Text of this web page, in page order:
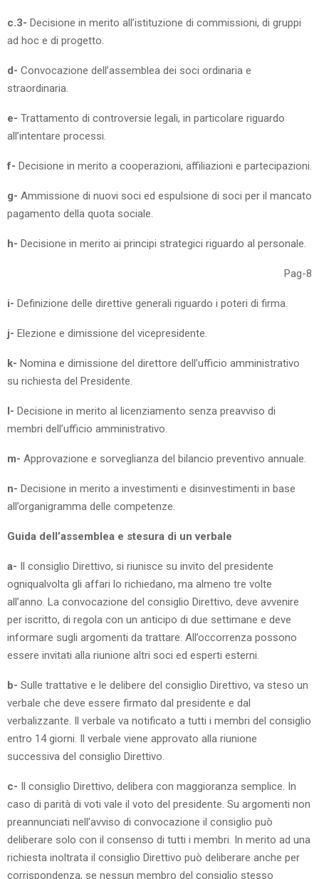
c.3- Decisione in merito all’istituzione di commissioni, di gruppi
ad hoc e di progetto.
d- Convocazione dell’assemblea dei soci ordinaria e
straordinaria.
e- Trattamento di controversie legali, in particolare riguardo
all’intentare processi.
f- Decisione in merito a cooperazioni, affiliazioni e partecipazioni.
g- Ammissione di nuovi soci ed espulsione di soci per il mancato
pagamento della quota sociale.
h- Decisione in merito ai principi strategici riguardo al personale.
Pag-8
i- Definizione delle direttive generali riguardo i poteri di firma.
j- Elezione e dimissione del vicepresidente.
k- Nomina e dimissione del direttore dell’ufficio amministrativo
su richiesta del Presidente.
l- Decisione in merito al licenziamento senza preavviso di
membri dell’ufficio amministrativo.
m- Approvazione e sorveglianza del bilancio preventivo annuale.
n- Decisione in merito a investimenti e disinvestimenti in base
all’organigramma delle competenze.
Guida dell’assemblea e stesura di un verbale
a- Il consiglio Direttivo, si riunisce su invito del presidente
ogniqualvolta gli affari lo richiedano, ma almeno tre volte
all’anno. La convocazione del consiglio Direttivo, deve avvenire
per iscritto, di regola con un anticipo di due settimane e deve
informare sugli argomenti da trattare. All’occorrenza possono
essere invitati alla riunione altri soci ed esperti esterni.
b- Sulle trattative e le delibere del consiglio Direttivo, va steso un
verbale che deve essere firmato dal presidente e dal
verbalizzante. Il verbale va notificato a tutti i membri del consiglio
entro 14 giorni. Il verbale viene approvato alla riunione
successiva del consiglio Direttivo.
c- Il consiglio Direttivo, delibera con maggioranza semplice. In
caso di parità di voti vale il voto del presidente. Su argomenti non
preannunciati nell’avviso di convocazione il consiglio può
deliberare solo con il consenso di tutti i membri. In merito ad una
richiesta inoltrata il consiglio Direttivo può deliberare anche per
corrispondenza, se nessun membro del consiglio stesso